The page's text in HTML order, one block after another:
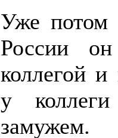
Уже
России
коллегой
у